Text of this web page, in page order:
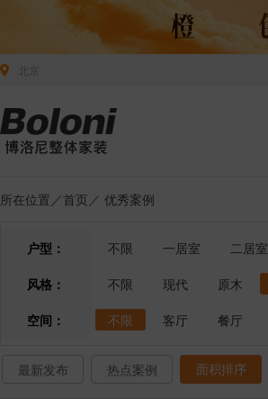
所在位置／首页 ／ 优秀案例
户型： 不限 一居室 二居室
风格：
不限 现代 原木
空间：
不限 客厅 餐厅
最新发布 热点案例 面积排序